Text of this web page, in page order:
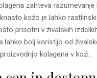
zahteva
kožo je lahko
prisotni v živalskih
lahko bolj koristijo od
kolagena v koži.